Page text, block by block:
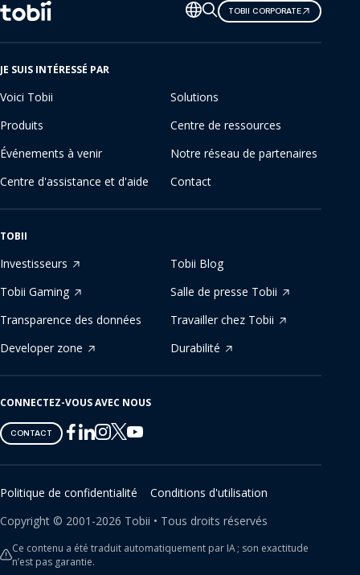
Changer
de
langue
TOBII CORPORATE
JE SUIS INTÉRESSÉ PAR
Voici Tobii
Solutions
Produits
Centre de ressources
Événements à venir
Notre réseau de partenaires
Centre d'assistance et d'aide
Contact
TOBII
Investisseurs
Tobii Blog
Tobii Gaming
Salle de presse Tobii
Transparence des données
Travailler chez Tobii
Developer zone
Durabilité
CONNECTEZ-VOUS AVEC NOUS
CONTACT
Tobii
on
Facebook
Tobii
on
Linkedin
Tobii
on
Instagram
Tobii
on
Twitter
Tobii
on
Youtube
Politique de confidentialité
Conditions d'utilisation
Copyright © 2001-2026 Tobii • Tous droits réservés
Ce contenu a été traduit automatiquement par IA ; son exactitude
n’est pas garantie.